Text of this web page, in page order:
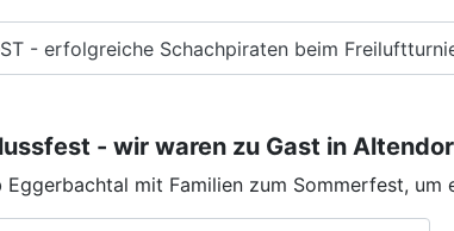
- erfolgreiche Schachpiraten beim
- wir waren zu Gast in
mit Familien zum Sommerfest, um